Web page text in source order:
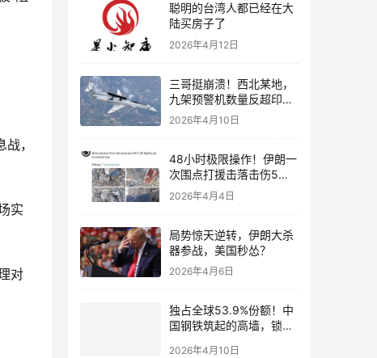
聪明的台湾人都已经在大
陆买房子了
2026年4月12日
三哥挺崩溃！西北某地，
九架预警机数量反超印度
一国总数
2026年4月10日
48小时极限操作！伊朗一
次围点打援击落击伤5架
美军机
2026年4月4日
局势惊天逆转，伊朗大杀
器参战，美国秒怂？
2026年4月6日
独占全球53.9%份额！中
国钢铁筑起的高墙，锁死
2026年4月10日